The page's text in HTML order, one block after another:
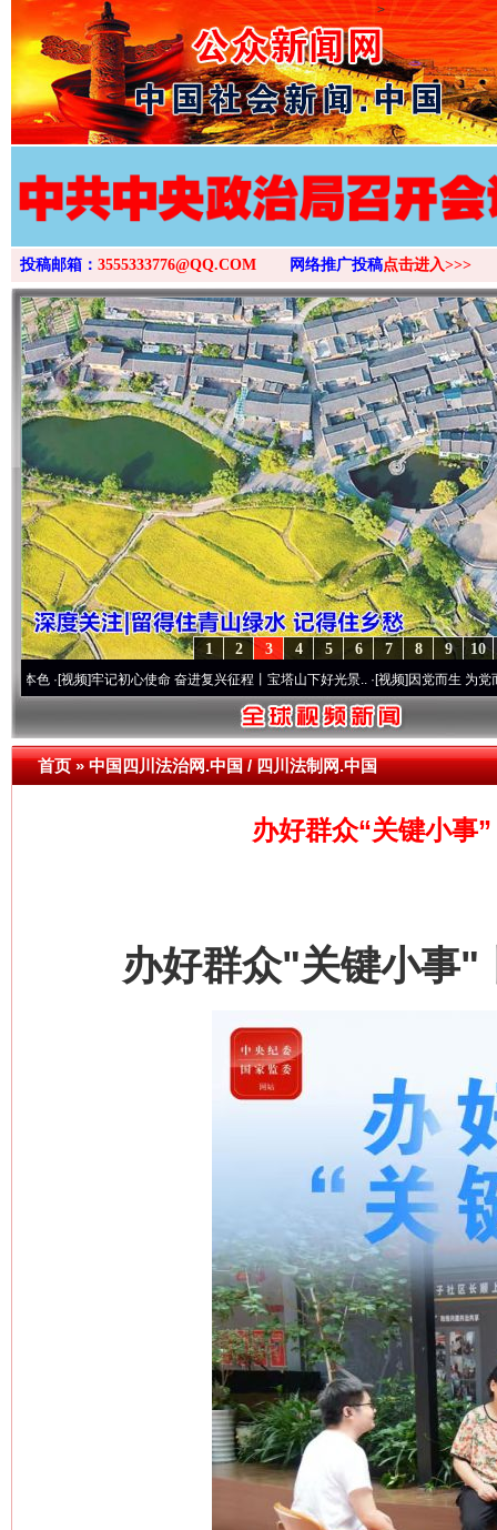
>
投稿邮箱： 3555333776@QQ.COM 网络推广投稿点击进入>>>
10
9
8
7
6
5
4
3
2
1
牢记初心使命 奋进复兴征程丨宝塔山下好光景..·[视频]因党而生 为党而战——百年
首页»中国四川法治网.中国 / 四川法制网.中国
办好群众“关键小事
办好群众"关键小事"